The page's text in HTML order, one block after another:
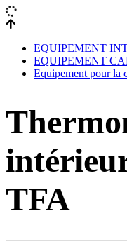
EQUIPEMENT
EQUIPEMENT
Equipement pour la
TFA